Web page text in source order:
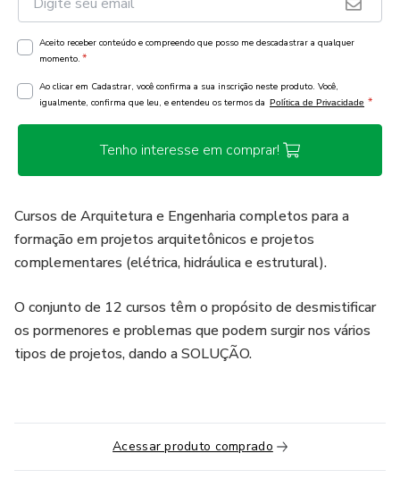
Aceito receber conteúdo e compreendo que posso me descadastrar a qualquer
momento. *
Ao clicar em Cadastrar, você confirma a sua inscrição neste produto. Você,
igualmente, confirma que leu, e entendeu os termos da Política de Privacidade *
Tenho interesse em comprar!
Cursos de Arquitetura e Engenharia completos para a
formação em projetos arquitetônicos e projetos
complementares (elétrica, hidráulica e estrutural).
O conjunto de 12 cursos têm o propósito de desmistificar
os pormenores e problemas que podem surgir nos vários
tipos de projetos, dando a SOLUÇÃO.
Acessar produto comprado